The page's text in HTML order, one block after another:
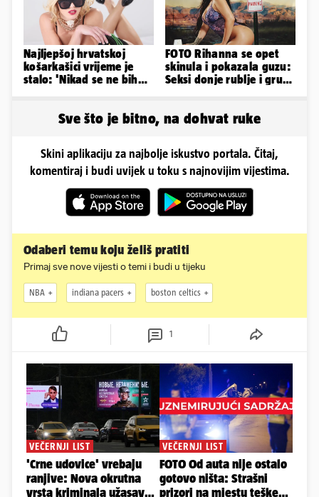
Najljepšoj hrvatskoj
košarkašici vrijeme je
stalo: 'Nikad se ne bih
FOTO Rihanna se opet
skinula i pokazala guzu:
Seksi donje rublje i grudi
Sve što je bitno, na dohvat ruke
Skini aplikaciju za najbolje iskustvo portala. Čitaj,
komentiraj i budi uvijek u toku s najnovijim vijestima.
Odaberi temu koju želiš pratiti
Primaj sve nove vijesti o temi i budi u tijeku
NBA indiana pacers boston celtics
1